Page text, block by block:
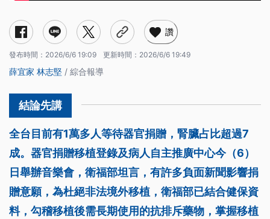
讚
發布時間： 2026/6/6 19:09 更新時間： 2026/6/6 19:49
薛宜家 林志堅 / 綜合報導
全台目前有1萬多人等待器官捐贈，腎臟占比超過7
成。器官捐贈移植登錄及病人自主推廣中心今（6）
日舉辦音樂會，衛福部坦言，有許多負面新聞影響捐
贈意願，為杜絕非法境外移植，衛福部已結合健保資
料，勾稽移植後需長期使用的抗排斥藥物，掌握移植